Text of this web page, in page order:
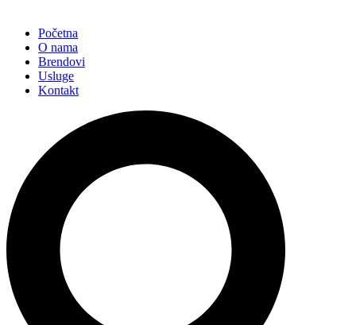
Početna
O nama
Brendovi
Usluge
Kontakt